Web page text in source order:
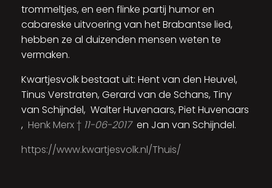
trommeltjes, en een flinke partij humor en
cabareske uitvoering van het Brabantse lied,
hebben ze al duizenden mensen weten te
vermaken.
Kwartjesvolk bestaat uit: Hent van den Heuvel,
Tinus Verstraten, Gerard van de Schans, Tiny
van Schijndel, Walter Huvenaars, Piet Huvenaars
, Henk Merx † 11-06-2017 en Jan van Schijndel.
https://www.kwartjesvolk.nl/Thuis/